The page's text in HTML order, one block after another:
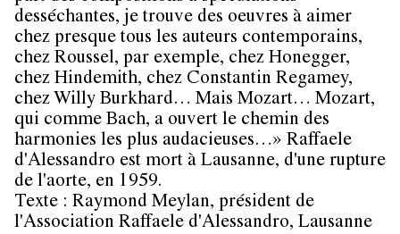
desséchantes, je trouve des oeuvres à aimer
chez presque tous les auteurs contemporains,
chez Roussel, par exemple, chez Honegger,
chez Hindemith, chez Constantin Regamey,
chez Willy Burkhard… Mais Mozart… Mozart,
qui comme Bach, a ouvert le chemin des
harmonies les plus audacieuses…» Raffaele
d'Alessandro est mort à Lausanne, d'une rupture
de l'aorte, en 1959.
Texte : Raymond Meylan, président de
l'Association Raffaele d'Alessandro, Lausanne